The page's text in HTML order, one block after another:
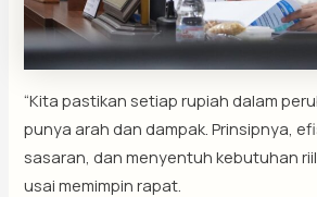
“Kita pastikan setiap rupiah dalam
punya arah dan dampak. Prinsipnya,
sasaran, dan menyentuh kebutuhan
usai memimpin rapat.